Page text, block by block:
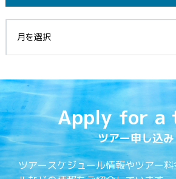
Apply for a
ツアー申し込み
ツアースケジュール情報やツアー